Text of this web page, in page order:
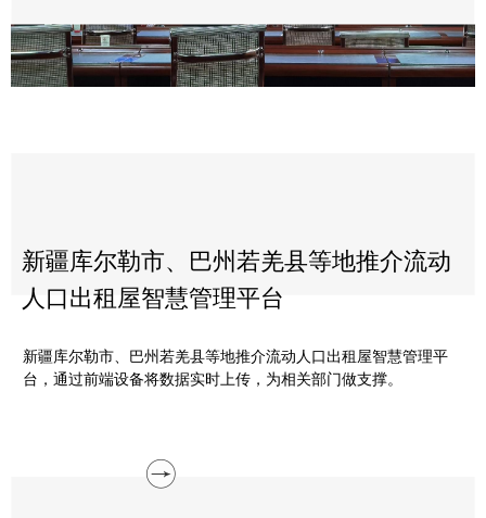
新疆库尔勒市、巴州若羌县等地推介流动
人口出租屋智慧管理平台
新疆库尔勒市、巴州若羌县等地推介流动人口出租屋智慧管理平
台，通过前端设备将数据实时上传，为相关部门做支撑。